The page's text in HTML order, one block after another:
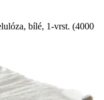
bílé, 1-vrst. (4000